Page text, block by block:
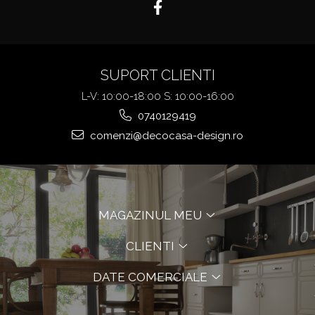
SUPORT CLIENTI
L-V: 10:00-18:00 S: 10:00-16:00
0740129419
comenzi@decocasa-design.ro
MAGAZINUL MEU
CLIENTI
DATE COMERCIALE